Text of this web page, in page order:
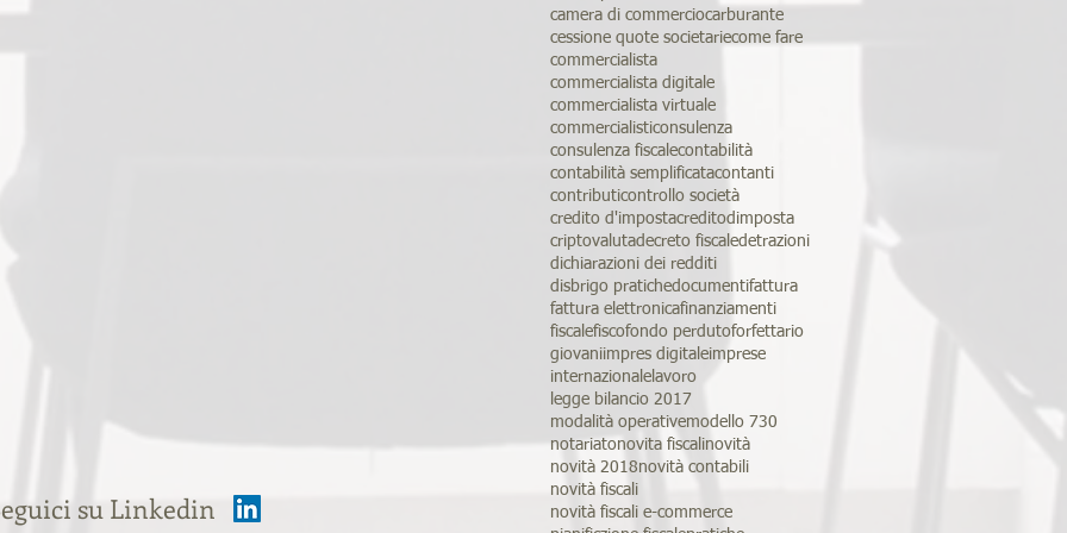
su Linkedin
camera di commerciocarburante
cessione quote societariecome fare
commercialista
commercialista digitale
commercialista virtuale
commercialisticonsulenza
consulenza fiscalecontabilità
contabilità semplificatacontanti
contributicontrollo società
credito d'impostacreditodimposta
criptovalutadecreto fiscaledetrazioni
dichiarazioni dei redditi
disbrigo pratichedocumentifattura
fattura elettronicafinanziamenti
fiscalefiscofondo perdutoforfettario
giovaniimpres digitaleimprese
internazionale lavoro
legge bilancio 2017
modalità operativemodello 730
notariatonovita fiscalinovità
novità 2018novità contabili
novità fiscali
novità fiscali e-commerce